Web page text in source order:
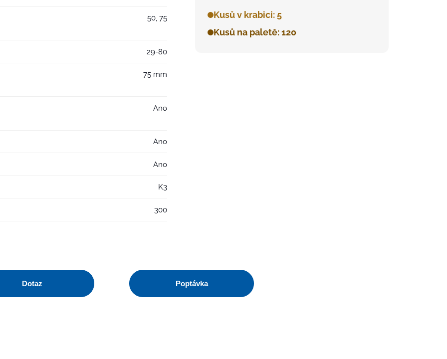
50, 75
29-80
75 mm
Ano
Ano
Ano
K3
300
Kusů v krabici: 5
Kusů na paletě: 120
Dotaz Poptávka